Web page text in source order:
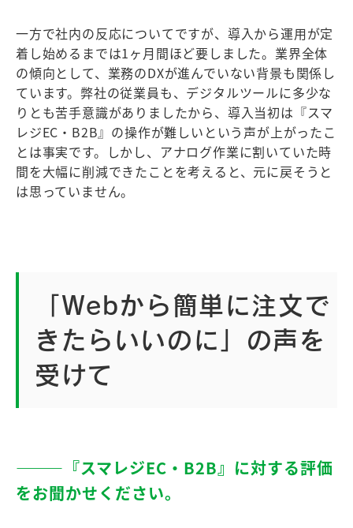
一方で社内の反応についてですが、導入から運用が定
着し始めるまでは1ヶ月間ほど要しました。業界全体
の傾向として、業務のDXが進んでいない背景も関係し
ています。弊社の従業員も、デジタルツールに多少な
りとも苦手意識がありましたから、導入当初は『スマ
レジEC・B2B』の操作が難しいという声が上がったこ
とは事実です。しかし、アナログ作業に割いていた時
間を大幅に削減できたことを考えると、元に戻そうと
は思っていません。
「Webから簡単に注文で
きたらいいのに」の声を
受けて
―――『スマレジEC・B2B』に対する評価
をお聞かせください。